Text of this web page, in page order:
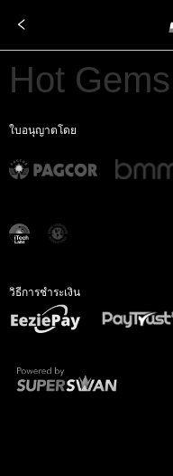
Hot
ใบอนุญาตโดย
วิธีการชำระเงิน